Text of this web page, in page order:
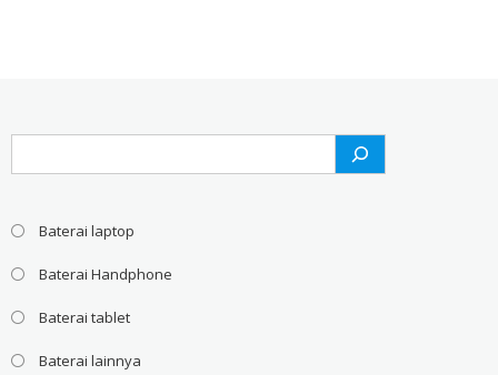
Baterai laptop
Baterai Handphone
Baterai tablet
Baterai lainnya